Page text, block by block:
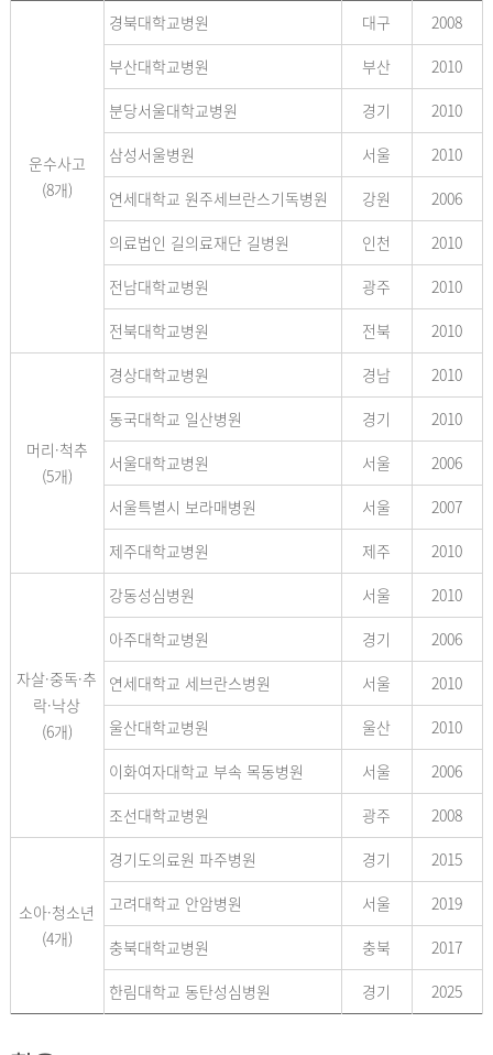
운수사고
(8개)
경북대학교병원 대구
2008
부산대학교병원
부산
2010
분당서울대학교병원
경기
2010
삼성서울병원
서울
2010
연세대학교 원주세브란스기독병원
강원
2006
의료법인 길의료재단 길병원
인천
2010
전남대학교병원
광주
2010
전북대학교병원
전북 2010
머리·척추
(5개)
경상대학교병원 경남
2010
동국대학교 일산병원
경기
2010
서울대학교병원
서울
2006
서울특별시 보라매병원
서울
2007
제주대학교병원
제주 2010
자살·중독·추
락·낙상
(6개)
강동성심병원 서울
2010
아주대학교병원
경기
2006
연세대학교 세브란스병원
서울
2010
울산대학교병원
울산
2010
이화여자대학교 부속 목동병원
서울
2006
조선대학교병원
광주 2008
소아·청소년
(4개)
경기도의료원 파주병원 경기
2015
고려대학교 안암병원
서울
2019
충북대학교병원
충북
2017
한림대학교 동탄성심병원
경기 2025